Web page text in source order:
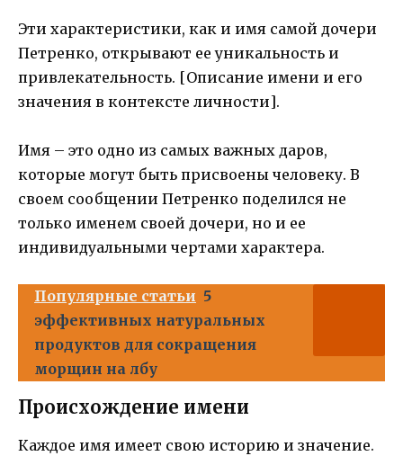
Эти характеристики, как и имя самой дочери
Петренко, открывают ее уникальность и
привлекательность. [Описание имени и его
значения в контексте личности].
Имя – это одно из самых важных даров,
которые могут быть присвоены человеку. В
своем сообщении Петренко поделился не
только именем своей дочери, но и ее
индивидуальными чертами характера.
Популярные статьи 5
эффективных натуральных
продуктов для сокращения
морщин на лбу
Происхождение имени
Каждое имя имеет свою историю и значение.